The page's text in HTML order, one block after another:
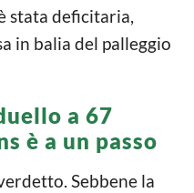
stata deficitaria,
in balia del palleggio
a 67
è a un passo
Sebbene la